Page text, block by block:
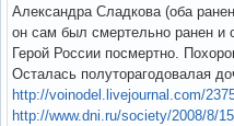
Александра Сладкова (оба
он сам был смертельно ранен и
Герой России посмертно.
Осталась полуторагодовалая
http://voinodel.livejournal.com/
http://www.dni.ru/society/2008/8/